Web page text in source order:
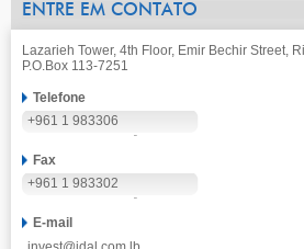
ENTRE EM CONTATO
Lazarieh Tower, 4th Floor, Emir Bechir Street,
P.O.Box 113-7251
Telefone
+961 1 983306
Fax
+961 1 983302
E-mail